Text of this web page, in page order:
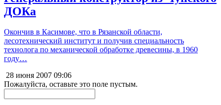
ДОКа
Окончив в Касимове, что в Рязанской области,
лесотехнический институт и получив специальность
технолога по механической обработке древесины, в 1960
году…
28 июня 2007 09:06
Пожалуйста, оставьте это поле пустым.